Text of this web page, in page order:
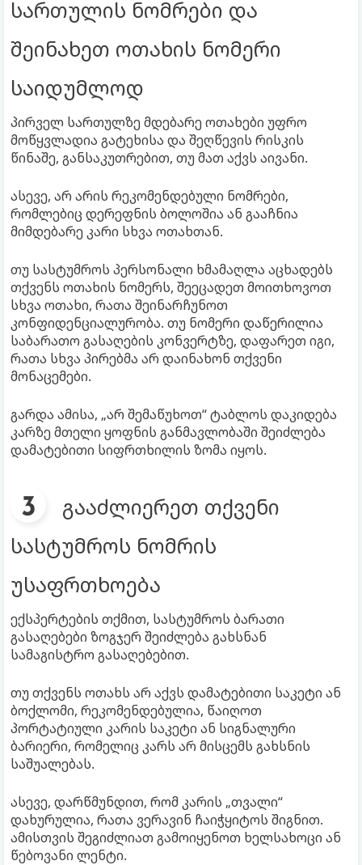
სართულის ნომრები და
შეინახეთ ოთახის ნომერი
საიდუმლოდ
პირველ სართულზე მდებარე ოთახები უფრო
მოწყვლადია გატეხისა და შეღწევის რისკის
წინაშე, განსაკუთრებით, თუ მათ აქვს აივანი.
ასევე, არ არის რეკომენდებული ნომრები,
რომლებიც დერეფნის ბოლოშია ან გააჩნია
მიმდებარე კარი სხვა ოთახთან.
თუ სასტუმროს პერსონალი ხმამაღლა აცხადებს
თქვენს ოთახის ნომერს, შეეცადეთ მოითხოვოთ
სხვა ოთახი, რათა შეინარჩუნოთ
კონფიდენციალურობა. თუ ნომერი დაწერილია
საბარათო გასაღების კონვერტზე, დაფარეთ იგი,
რათა სხვა პირებმა არ დაინახონ თქვენი
მონაცემები.
გარდა ამისა, „არ შემაწუხოთ“ ტაბლოს დაკიდება
კარზე მთელი ყოფნის განმავლობაში შეიძლება
დამატებითი სიფრთხილის ზომა იყოს.
გააძლიერეთ თქვენი
სასტუმროს ნომრის
უსაფრთხოება
ექსპერტების თქმით, სასტუმროს ბარათი
გასაღებები ზოგჯერ შეიძლება გახსნან
სამაგისტრო გასაღებებით.
თუ თქვენს ოთახს არ აქვს დამატებითი საკეტი ან
ბოქლომი, რეკომენდებულია, წაიღოთ
პორტატიული კარის საკეტი ან სიგნალური
ბარიერი, რომელიც კარს არ მისცემს გახსნის
საშუალებას.
ასევე, დარწმუნდით, რომ კარის „თვალი“
დახურულია, რათა ვერავინ ჩაიჭყიტოს შიგნით.
ამისთვის შეგიძლიათ გამოიყენოთ ხელსახოცი ან
წებოვანი ლენტი.